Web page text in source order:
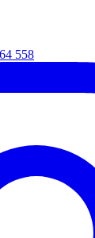
558